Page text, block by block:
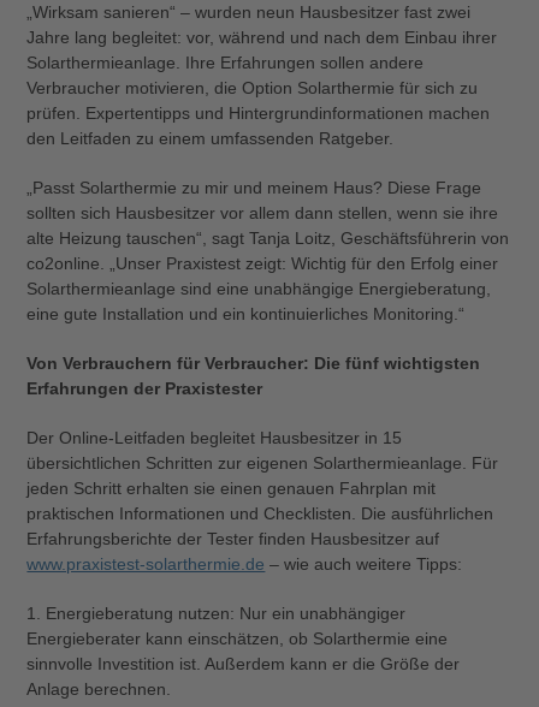
„Wirksam sanieren“ – wurden neun Hausbesitzer fast zwei
Jahre lang begleitet: vor, während und nach dem Einbau ihrer
Solarthermieanlage. Ihre Erfahrungen sollen andere
Verbraucher motivieren, die Option Solarthermie für sich zu
prüfen. Expertentipps und Hintergrundinformationen machen
den Leitfaden zu einem umfassenden Ratgeber.
„Passt Solarthermie zu mir und meinem Haus? Diese Frage
sollten sich Hausbesitzer vor allem dann stellen, wenn sie ihre
alte Heizung tauschen“, sagt Tanja Loitz, Geschäftsführerin von
co2online. „Unser Praxistest zeigt: Wichtig für den Erfolg einer
Solarthermieanlage sind eine unabhängige Energieberatung,
eine gute Installation und ein kontinuierliches Monitoring.“
Von Verbrauchern für Verbraucher: Die fünf wichtigsten
Erfahrungen der Praxistester
Der Online-Leitfaden begleitet Hausbesitzer in 15
übersichtlichen Schritten zur eigenen Solarthermieanlage. Für
jeden Schritt erhalten sie einen genauen Fahrplan mit
praktischen Informationen und Checklisten. Die ausführlichen
Erfahrungsberichte der Tester finden Hausbesitzer auf
www.praxistest-solarthermie.de – wie auch weitere Tipps:
1. Energieberatung nutzen: Nur ein unabhängiger
Energieberater kann einschätzen, ob Solarthermie eine
sinnvolle Investition ist. Außerdem kann er die Größe der
Anlage berechnen.